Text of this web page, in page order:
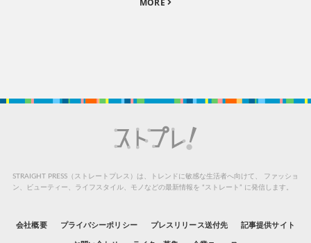
MORE
STRAIGHT PRESS（ストレートプレス）は、トレンドに敏感な生活者へ向けて、
ファッショ
ン、ビューティー、ライフスタイル、モノなどの最新情報を “ストレート” に発信します。
会社概要 プライバシーポリシー プレスリリース送付先 記事提供サイト